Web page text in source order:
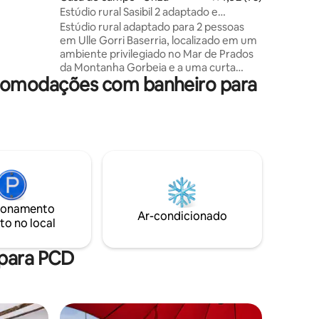
Estúdio rural Sasibil 2 adaptado e
sustentável
Estúdio rural adaptado para 2 pessoas
em Ulle Gorri Baserria, localizado em um
ambiente privilegiado no Mar de Prados
da Montanha Gorbeia e a uma curta
distância a pé do Salto del Nervión e da
Cachoeira Gujuli. Grandes janelas com
e vegana, massagens de toque
consciente. Pets não são permitidos
com banheiro para
no local
Ar-condicionado
PCD